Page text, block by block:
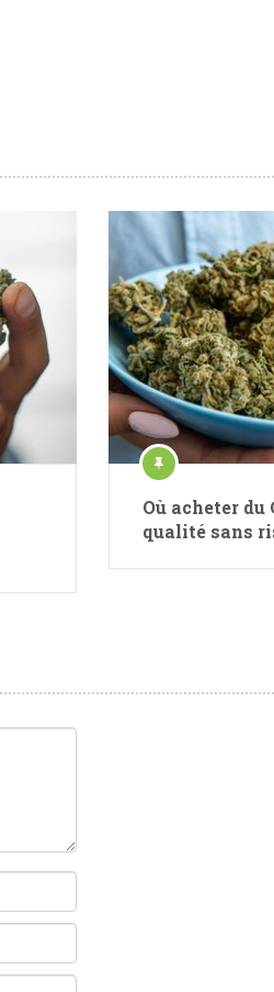
Où acheter du
qualité sans